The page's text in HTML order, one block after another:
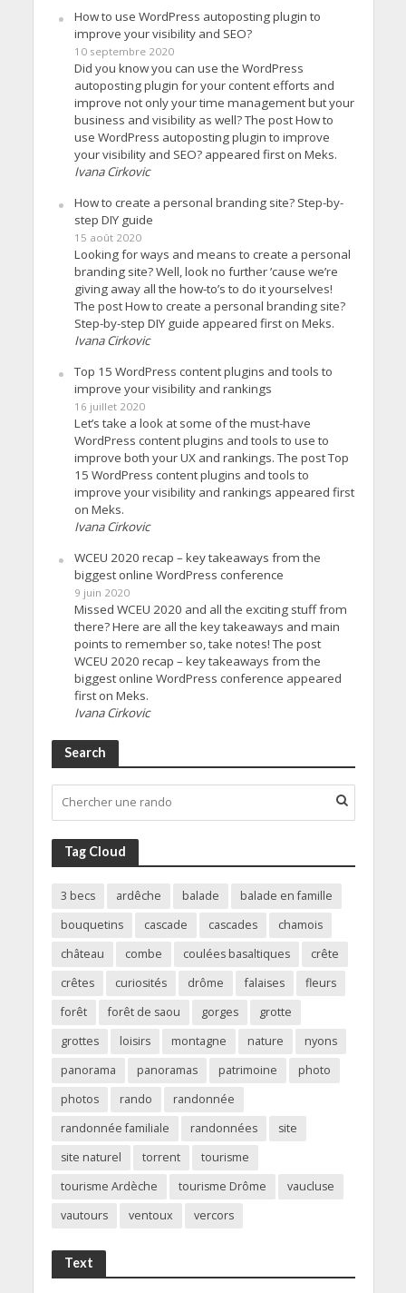
How to use WordPress autoposting plugin to
improve your visibility and SEO?
10 septembre 2020
Did you know you can use the WordPress
autoposting plugin for your content efforts and
improve not only your time management but your
business and visibility as well? The post How to
use WordPress autoposting plugin to improve
your visibility and SEO? appeared first on Meks.
Ivana Cirkovic
How to create a personal branding site? Step-by-
step DIY guide
15 août 2020
Looking for ways and means to create a personal
branding site? Well, look no further ’cause we’re
giving away all the how-to’s to do it yourselves!
The post How to create a personal branding site?
Step-by-step DIY guide appeared first on Meks.
Ivana Cirkovic
Top 15 WordPress content plugins and tools to
improve your visibility and rankings
16 juillet 2020
Let’s take a look at some of the must-have
WordPress content plugins and tools to use to
improve both your UX and rankings. The post Top
15 WordPress content plugins and tools to
improve your visibility and rankings appeared first
on Meks.
Ivana Cirkovic
WCEU 2020 recap – key takeaways from the
biggest online WordPress conference
9 juin 2020
Missed WCEU 2020 and all the exciting stuff from
there? Here are all the key takeaways and main
points to remember so, take notes! The post
WCEU 2020 recap – key takeaways from the
biggest online WordPress conference appeared
first on Meks.
Ivana Cirkovic
Search
Tag Cloud
3 becs ardêche balade
balade en famille
bouquetins
cascade cascades
chamois
château
combe coulées basaltiques
crête
crêtes
curiosités drôme falaises
fleurs
forêt
forêt de saou gorges
grotte
grottes
loisirs montagne nature
nyons
panorama
panoramas patrimoine
photo
photos
rando
randonnée
randonnée familiale
randonnées
site
site naturel
torrent
tourisme
tourisme Ardèche
tourisme Drôme
vaucluse
vautours
ventoux vercors
Text